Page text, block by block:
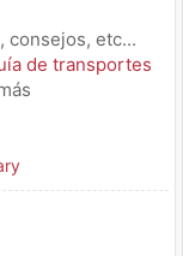
consejos, etc...
de transportes